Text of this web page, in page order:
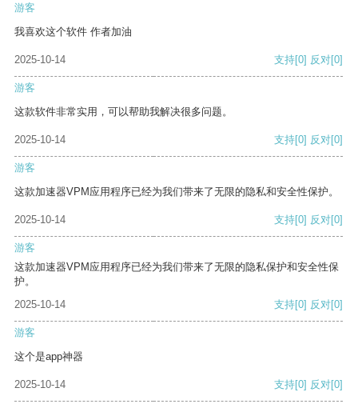
游客
我喜欢这个软件 作者加油
2025-10-14 支持[0] 反对[0]
游客
这款软件非常实用，可以帮助我解决很多问题。
2025-10-14 支持[0] 反对[0]
游客
这款加速器VPM应用程序已经为我们带来了无限的隐私和安全性保护。
2025-10-14 支持[0] 反对[0]
游客
这款加速器VPM应用程序已经为我们带来了无限的隐私保护和安全性保
护。
2025-10-14
支持[0] 反对[0]
游客
这个是app神器
2025-10-14 支持[0] 反对[0]